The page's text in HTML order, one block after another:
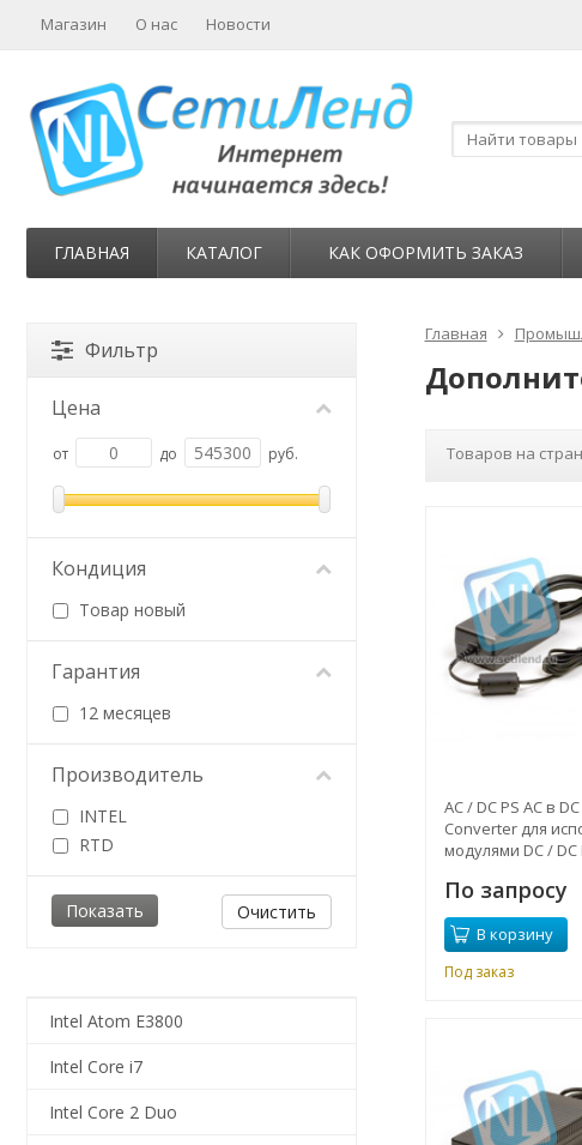
Магазин О нас Новости
ГЛАВНАЯ КАТАЛОГ КАК ОФОРМИТЬ ЗАКАЗ
Главная
Товаров на
AC / DC PS AC в
Converter для
модулями DC /
По запросу
В корзину
Под заказ
Фильтр
Цена
от до руб.
Кондиция
Товар новый
Гарантия
12 месяцев
Производитель
INTEL
RTD
Очистить
Intel Atom E3800
Intel Core i7
Intel Core 2 Duo